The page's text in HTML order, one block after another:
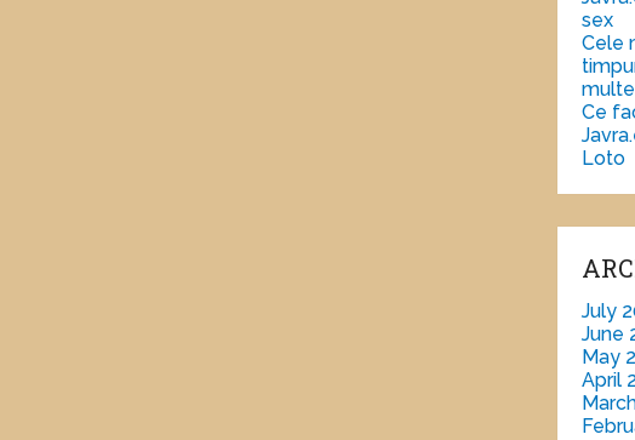
sex
Cele
Ce
Loto
July
June
May
April